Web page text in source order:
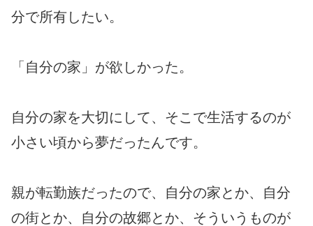
分で所有したい。
「自分の家」が欲しかった。
自分の家を大切にして、そこで生活するのが
小さい頃から夢だったんです。
親が転勤族だったので、自分の家とか、自分
の街とか、自分の故郷とか、そういうものが